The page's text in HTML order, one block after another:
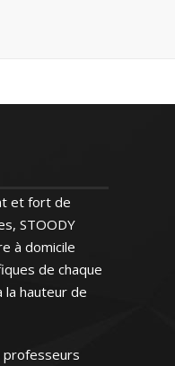
de
le premier
élève en
seconde)
des
faire aimer la
française
- Professeur
et fort de
STOODY
à domicile
de chaque
hauteur de
professeurs